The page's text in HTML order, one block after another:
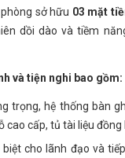
sở hữu 03 mặt
dồi dào và tiềm
và tiện nghi bao gồm:
trọng, hệ thống bàn
cao cấp, tủ tài liệu đồng
cho lãnh đạo và